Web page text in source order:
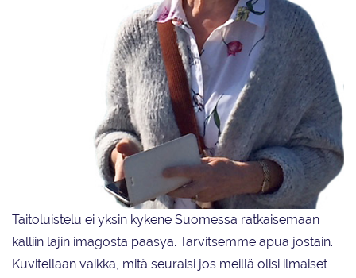
Taitoluistelu ei yksin kykene Suomessa ratkaisemaan
kalliin lajin imagosta pääsyä. Tarvitsemme apua jostain.
Kuvitellaan vaikka, mitä seuraisi jos meillä olisi ilmaiset